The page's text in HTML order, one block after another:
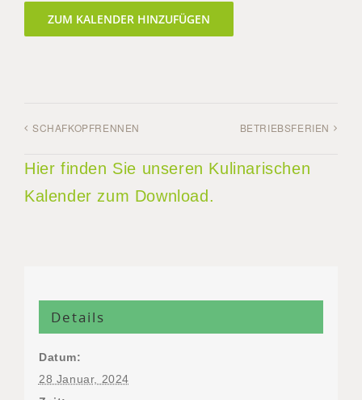
ZUM KALENDER HINZUFÜGEN
SCHAFKOPFRENNEN BETRIEBSFERIEN
Hier finden Sie unseren Kulinarischen
Kalender zum Download.
Details
Datum:
28 Januar, 2024